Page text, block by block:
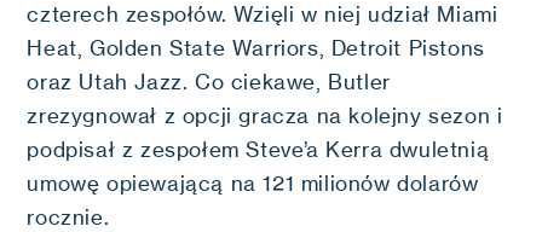
czterech zespołów. Wzięli w niej udział Miami
Heat, Golden State Warriors, Detroit Pistons
oraz Utah Jazz. Co ciekawe, Butler
zrezygnował z opcji gracza na kolejny sezon i
podpisał z zespołem Steve’a Kerra dwuletnią
umowę opiewającą na 121 milionów dolarów
rocznie.